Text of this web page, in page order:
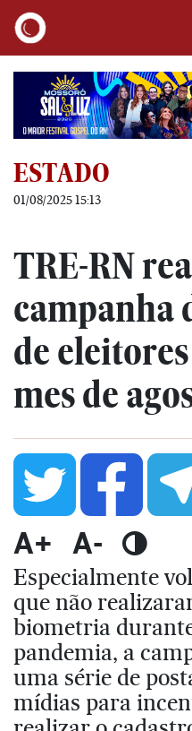
ESTADO
01/08/2025 15:13
TRE-RN
campanha
de
mes de
A+ A-
Especialmente
que não
biometria
pandemia, a
uma série de
mídias para